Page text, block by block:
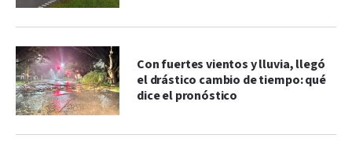
Con fuertes vientos y lluvia, llegó
el drástico cambio de tiempo: qué
dice el pronóstico